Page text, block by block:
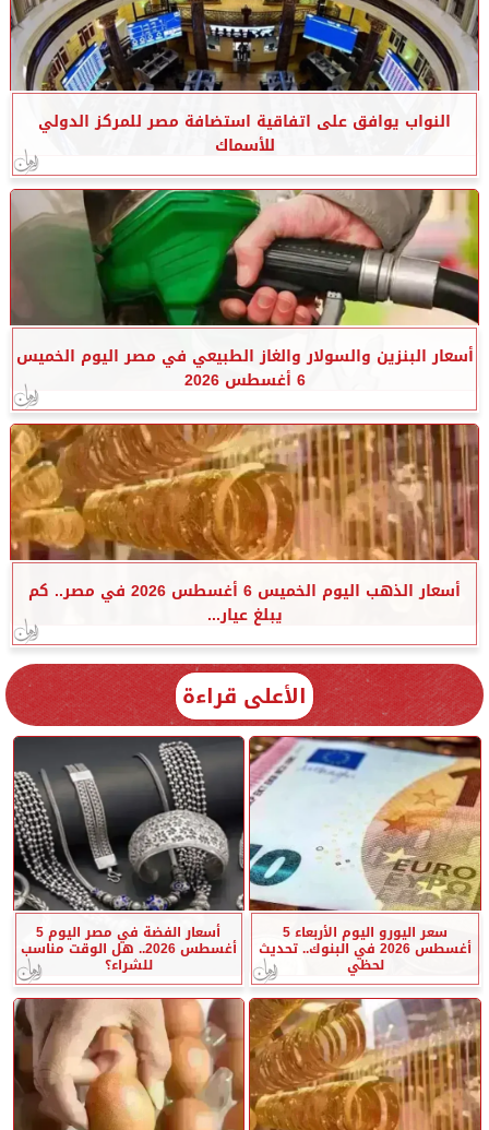
النواب يوافق على اتفاقية استضافة مصر للمركز الدولي
للأسماك
أسعار البنزين والسولار والغاز الطبيعي في مصر اليوم الخميس
6 أغسطس 2026
أسعار الذهب اليوم الخميس 6 أغسطس 2026 في مصر.. كم
يبلغ عيار...
الأعلى قراءة
سعر اليورو اليوم الأربعاء 5
أغسطس 2026 في البنوك.. تحديث
لحظي
أسعار الفضة في مصر اليوم 5
أغسطس 2026.. هل الوقت مناسب
للشراء؟